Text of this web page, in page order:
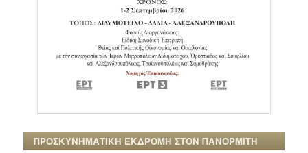
ΠΡΟΣΚΥΝΗΜΑΤΙΚΗ ΕΚΔΡΟΜΗ ΣΤΟΝ ΠΑΝΟΡΜΙΤΗ